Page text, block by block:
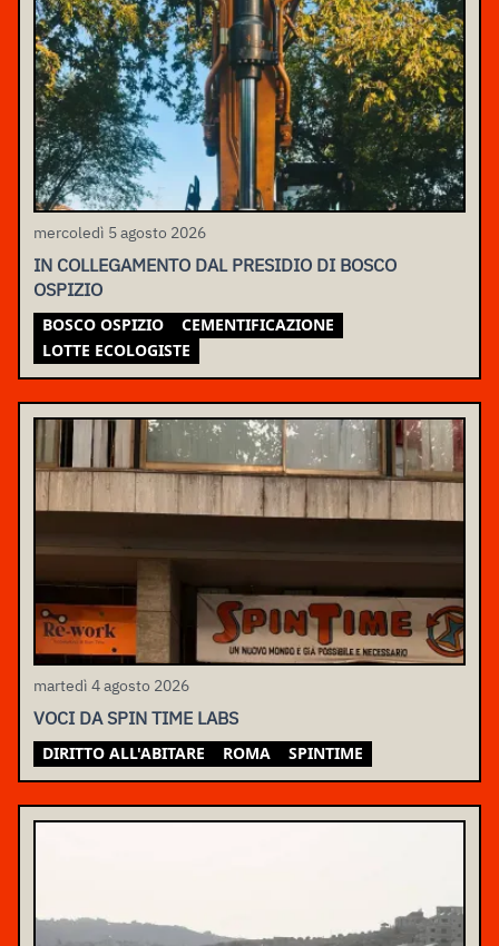
mercoledì 5 agosto 2026
IN COLLEGAMENTO DAL PRESIDIO DI BOSCO
OSPIZIO
BOSCO OSPIZIO
CEMENTIFICAZIONE
LOTTE ECOLOGISTE
martedì 4 agosto 2026
VOCI DA SPIN TIME LABS
DIRITTO ALL'ABITARE ROMA SPINTIME